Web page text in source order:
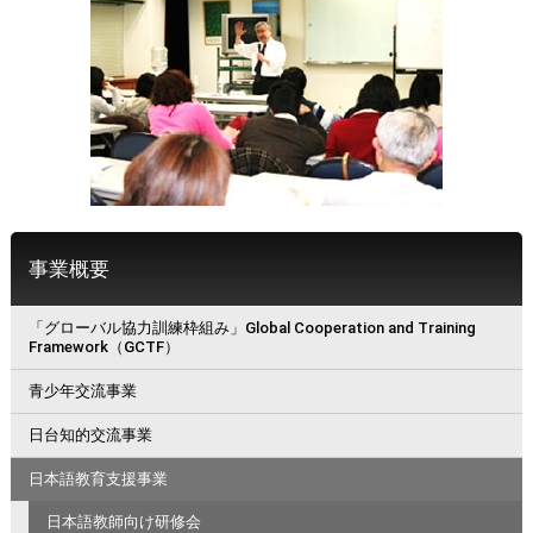
事業概要
「グローバル協力訓練枠組み」Global Cooperation and Training
Framework（GCTF）
青少年交流事業
日台知的交流事業
日本語教育支援事業
日本語教師向け研修会